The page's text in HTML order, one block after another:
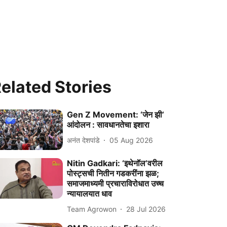
Stories
Gen Z Movement: ‘जेन झी’
आंदोलन : सावधानतेचा इशारा
अनंत देशपांडे 05 Aug 2026
Nitin Gadkari: ‘इथेनॉल’वरील
पोस्ट्सची नितीन गडकरींना झळ;
समाजमाध्यमी प्रचाराविरोधात उच्च
न्यायालयात धाव
Team Agrowon 28 Jul 2026